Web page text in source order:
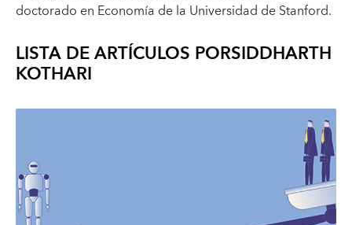
doctorado en Economía de la Universidad de Stanford.
LISTA DE ARTÍCULOS PORSIDDHARTH
KOTHARI